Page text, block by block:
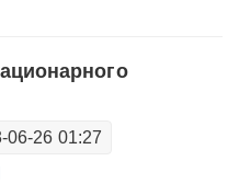
06-26 01:27